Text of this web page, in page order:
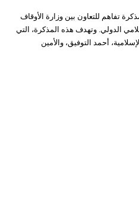
تفاهم للتعاون بين وزارة الأوقاف
الدولي. وتهدف هذه المذكرة، التي
أحمد التوفيق، والأمين